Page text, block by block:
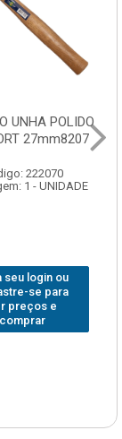
POLIDO
- UNIDADE
ou
para
e